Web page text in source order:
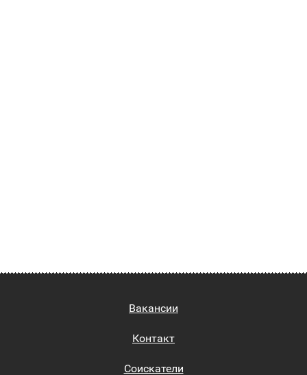
Вакансии
Контакт
Соискатели